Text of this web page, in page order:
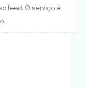
feed. O serviço é